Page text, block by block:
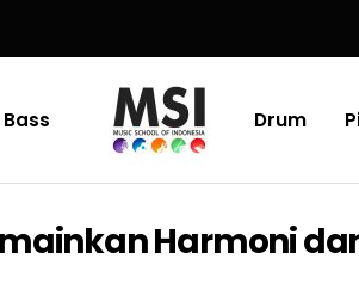
Bass Drum
Harmoni